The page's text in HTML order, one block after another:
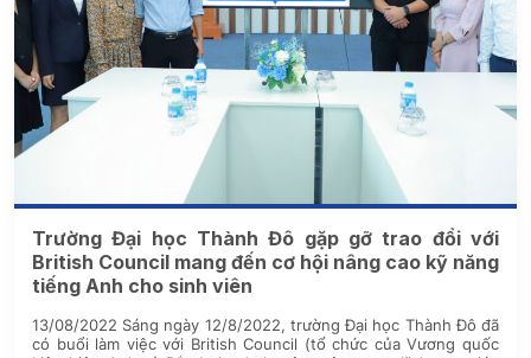
Trường Đại học Thành Đô gặp gỡ trao đổi với
British Council mang đến cơ hội nâng cao kỹ năng
tiếng Anh cho sinh viên
13/08/2022 Sáng ngày 12/8/2022, trường Đại học Thành Đô đã
có buổi làm việc với British Council (tổ chức của Vương quốc